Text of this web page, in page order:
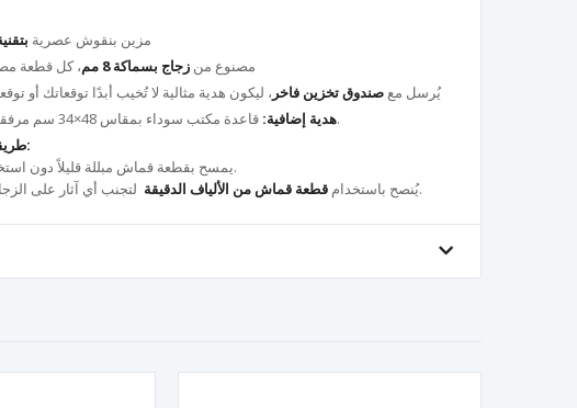
مزين بنقوش عصرية
مصنوع من زجاج بسماكة 8 مم
، كل قطعة
يُرسل معصندوق تخزين فاخر ، ليكون هدية مثالية لا تُخيب أبدًا توقعاتك أو
هدية إضافية:قاعدة مكتب سوداء بمقاس 48×34 سم مرفقة مع هذا الطقم الجديد.
طريقة التنظيف والاستخدام:
يمسح بقطعة قماش مبللة قليلاً دون استخدام مواد كيميائية قوية.
يُنصح باستخدام قطعة قماش من الألياف الدقيقة لتجنب أي آثار على الزجاج والحفاظ على لمعانه.